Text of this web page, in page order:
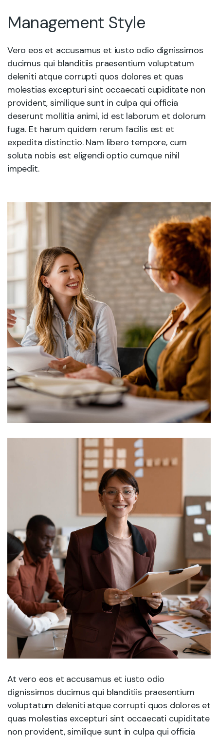
Management Style
Vero eos et accusamus et iusto odio dignissimos
ducimus qui blanditiis praesentium voluptatum
deleniti atque corrupti quos dolores et quas
molestias excepturi sint occaecati cupiditate non
provident, similique sunt in culpa qui officia
deserunt mollitia animi, id est laborum et dolorum
fuga. Et harum quidem rerum facilis est et
expedita distinctio. Nam libero tempore, cum
soluta nobis est eligendi optio cumque nihil
impedit.
At vero eos et accusamus et iusto odio
dignissimos ducimus qui blanditiis praesentium
voluptatum deleniti atque corrupti quos dolores et
quas molestias excepturi sint occaecati cupiditate
non provident, similique sunt in culpa qui officia